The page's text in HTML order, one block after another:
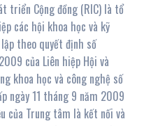
triển Cộng đồng (RIC) là tổ
các hội khoa học và kỹ
theo quyết định số
của Liên hiệp Hội và
khoa học và công nghệ số
ngày 11 tháng 9 năm 2009
của Trung tâm là kết nối và